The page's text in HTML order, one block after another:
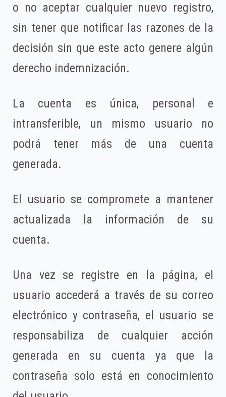
o no aceptar cualquier nuevo registro,
sin tener que notificar las razones de la
decisión sin que este acto genere algún
derecho indemnización.
La cuenta es única, personal e
intransferible, un mismo usuario no
podrá tener más de una cuenta
generada.
El usuario se compromete a mantener
actualizada la información de su
cuenta.
Una vez se registre en la página, el
usuario accederá a través de su correo
electrónico y contraseña, el usuario se
responsabiliza de cualquier acción
generada en su cuenta ya que la
contraseña solo está en conocimiento